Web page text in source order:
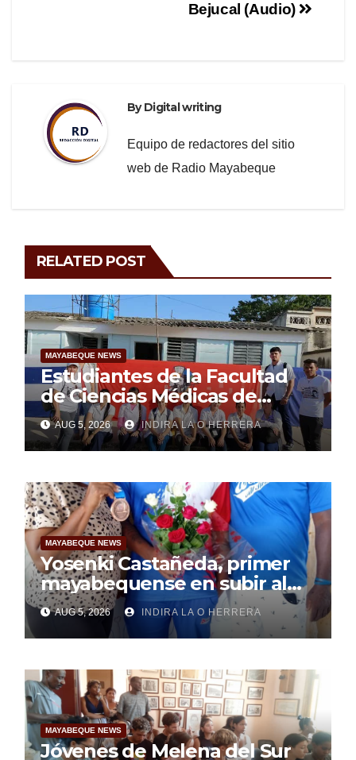
Bejucal (Audio)
ByDigital writing
Equipo de redactores del sitio
web de Radio Mayabeque
RELATED POST
MAYABEQUE NEWS
Estudiantes de la Facultad
de Ciencias Médicas de
Mayabeque realizan
pesquisa
AUG 5, 2026 INDIRA LA O HERRERA
MAYABEQUE NEWS
Yosenki Castañeda, primer
mayabequense en subir al
podio centroamericano
AUG 5, 2026 INDIRA LA O HERRERA
MAYABEQUE NEWS
Jóvenes de Melena del Sur